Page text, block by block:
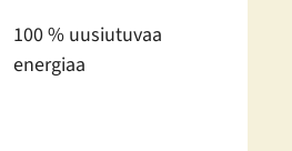
100 % uusiutuvaa
energiaa